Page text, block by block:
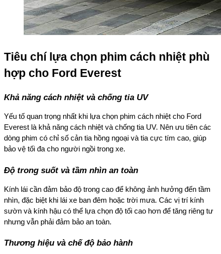
Tiêu chí lựa chọn phim cách nhiệt phù
hợp cho Ford Everest
Khả năng cách nhiệt và chống tia UV
Yếu tố quan trọng nhất khi lựa chọn phim cách nhiệt cho Ford
Everest là khả năng cách nhiệt và chống tia UV. Nên ưu tiên các
dòng phim có chỉ số cản tia hồng ngoại và tia cực tím cao, giúp
bảo vệ tối đa cho người ngồi trong xe.
Độ trong suốt và tầm nhìn an toàn
Kính lái cần đảm bảo độ trong cao để không ảnh hưởng đến tầm
nhìn, đặc biệt khi lái xe ban đêm hoặc trời mưa. Các vị trí kính
sườn và kính hậu có thể lựa chọn độ tối cao hơn để tăng riêng tư
nhưng vẫn phải đảm bảo an toàn.
Thương hiệu và chế độ bảo hành